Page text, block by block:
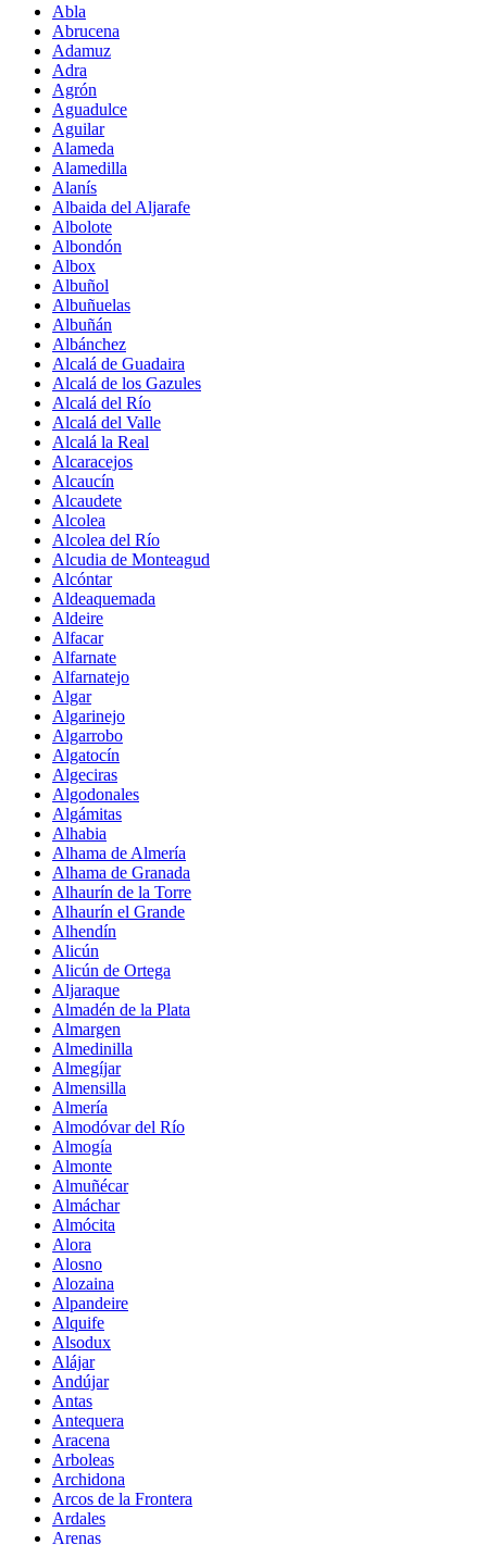
Abla
Abrucena
Adamuz
Adra
Agrón
Aguadulce
Aguilar
Alameda
Alamedilla
Alanís
Albaida del Aljarafe
Albolote
Albondón
Albox
Albuñol
Albuñuelas
Albuñán
Albánchez
Alcalá de Guadaira
Alcalá de los Gazules
Alcalá del Río
Alcalá del Valle
Alcalá la Real
Alcaracejos
Alcaucín
Alcaudete
Alcolea
Alcolea del Río
Alcudia de Monteagud
Alcóntar
Aldeaquemada
Aldeire
Alfacar
Alfarnate
Alfarnatejo
Algar
Algarinejo
Algarrobo
Algatocín
Algeciras
Algodonales
Algámitas
Alhabia
Alhama de Almería
Alhama de Granada
Alhaurín de la Torre
Alhaurín el Grande
Alhendín
Alicún
Alicún de Ortega
Aljaraque
Almadén de la Plata
Almargen
Almedinilla
Almegíjar
Almensilla
Almería
Almodóvar del Río
Almogía
Almonte
Almuñécar
Almáchar
Almócita
Alora
Alosno
Alozaina
Alpandeire
Alquife
Alsodux
Alájar
Andújar
Antas
Antequera
Aracena
Arboleas
Archidona
Arcos de la Frontera
Ardales
Arenas